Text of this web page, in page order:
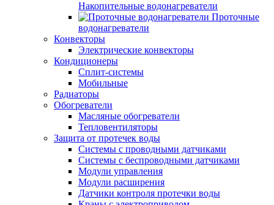
Накопительные водонагреватели
Проточные
водонагреватели
Конвекторы
Электрические конвекторы
Кондиционеры
Сплит-системы
Мобильные
Радиаторы
Обогреватели
Масляные обогреватели
Тепловентиляторы
Защита от протечек воды
Системы с проводными датчиками
Системы с беспроводными датчиками
Модули управления
Модули расширения
Датчики контроля протечки воды